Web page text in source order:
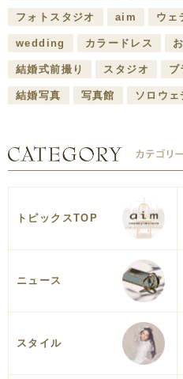
フォトスタジオ aim ウェ
wedding カラードレス
結婚式前撮り スタジオ ブ
結婚写真 写真館 ソロウ
トピックスTOP
ニュース
スタイル